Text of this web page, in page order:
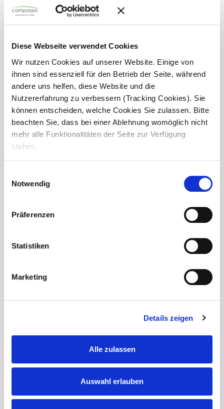
Diese Webseite verwendet Cookies
Wir nutzen Cookies auf unserer Website. Einige von
ihnen sind essenziell für den Betrieb der Seite, während
andere uns helfen, diese Website und die
Nutzererfahrung zu verbessern (Tracking Cookies). Sie
können entscheiden, welche Cookies Sie zulassen. Bitte
beachten Sie, dass bei einer Ablehnung womöglich nicht
mehr alle Funktionalitäten der Seite zur Verfügung
stehen.
Notwendig
Präferenzen
Statistiken
Marketing
Details zeigen
Alle zulassen
Auswahl erlauben
EM-Feier
und schmackhaften Grillen im Garten der Seniorenresidenz
wurde gemeinschaftlich auf einer großen Leinwand
Zirkusbesuch